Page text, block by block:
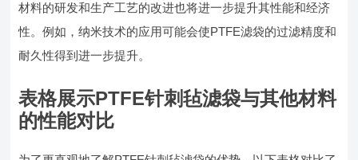
材料的研发和生产工艺的改进也将进一步提升其性能和经济
性。例如，纳米技术的应用可能会使PTFE滤袋的过滤精度和
耐久性得到进一步提升。
表格展示PTFE针刺毡滤袋与其他材料
的性能对比